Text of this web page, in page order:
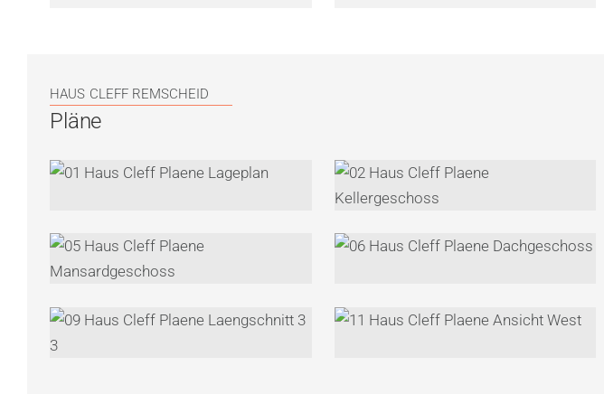
HAUS CLEFF REMSCHEID
Pläne